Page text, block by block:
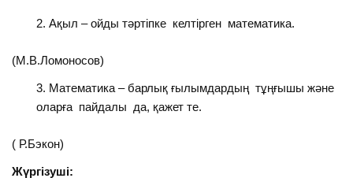
Ақыл – ойды тәртіпке келтірген математика.
(М.В.Ломоносов)
Математика – барлық ғылымдардың тұңғышы және
оларға пайдалы да, қажет те.
( Р.Бэкон)
Жүргізуші: